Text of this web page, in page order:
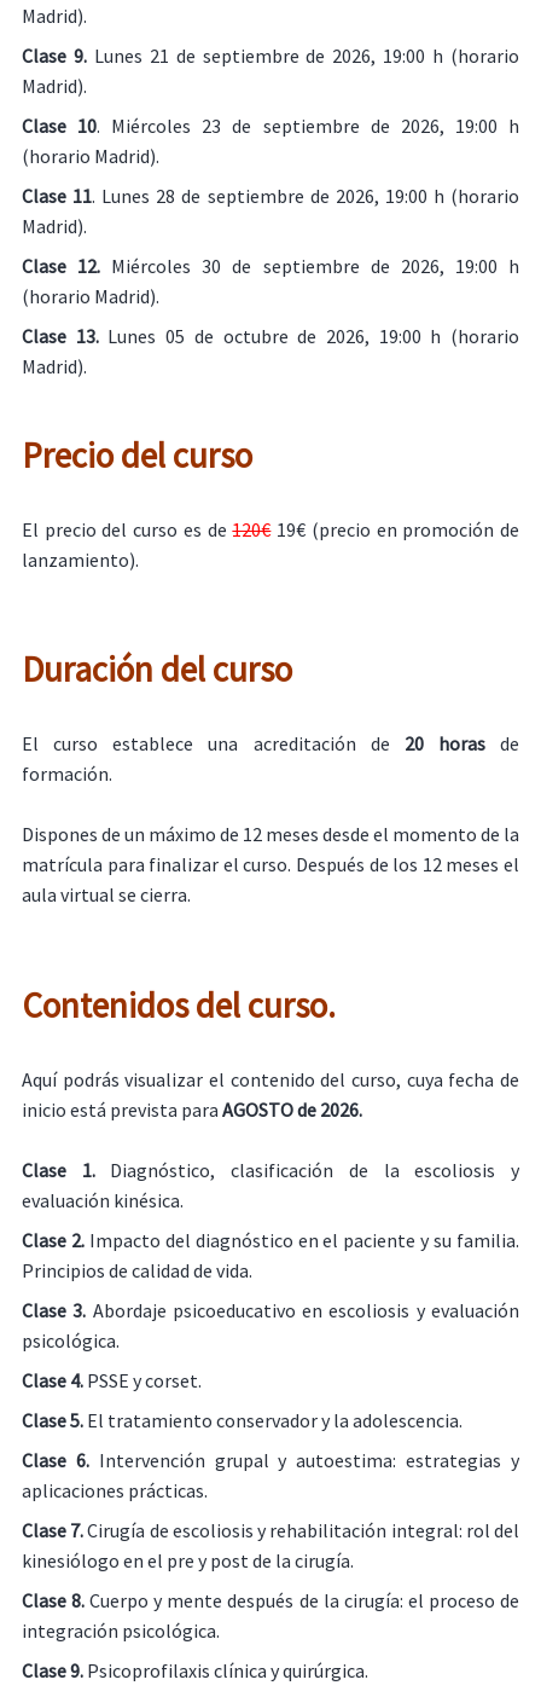
Madrid).
Clase 9.Lunes 21 de septiembre de 2026, 19:00 h (horario
Madrid).
Clase 10. Miércoles 23 de septiembre de 2026, 19:00 h
(horario Madrid).
Clase 11. Lunes 28 de septiembre de 2026, 19:00 h (horario
Madrid).
Clase 12. Miércoles 30 de septiembre de 2026, 19:00 h
(horario Madrid).
Clase 13.Lunes 05 de octubre de 2026, 19:00 h (horario
Madrid).
Precio del curso
El precio del curso es de120€19€ (precio en promoción de
lanzamiento).
Duración del curso
El curso establece una acreditación de 20 horasde
formación.
Dispones de un máximo de 12 meses desde el momento de la
matrícula para finalizar el curso. Después de los 12 meses el
aula virtual se cierra.
Contenidos del curso.
Aquí podrás visualizar el contenido del curso, cuya fecha de
inicio está prevista para AGOSTO de 2026.
Clase 1. Diagnóstico, clasificación de la escoliosis y
evaluación kinésica.
Clase 2. Impacto del diagnóstico en el paciente y su familia.
Principios de calidad de vida.
Clase 3. Abordaje psicoeducativo en escoliosis y evaluación
psicológica.
Clase 4.PSSE y corset.
Clase 5.El tratamiento conservador y la adolescencia.
Clase 6. Intervención grupal y autoestima: estrategias y
aplicaciones prácticas.
Clase 7.Cirugía de escoliosis y rehabilitación integral: rol del
kinesiólogo en el pre y post de la cirugía.
Clase 8.Cuerpo y mente después de la cirugía: el proceso de
integración psicológica.
Clase 9. Psicoprofilaxis clínica y quirúrgica.